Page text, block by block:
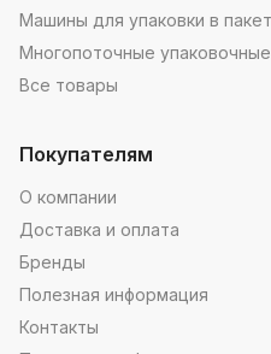
Машины для упаковки в
Многопоточные
Все товары
Покупателям
О компании
Доставка и оплата
Бренды
Полезная информация
Контакты